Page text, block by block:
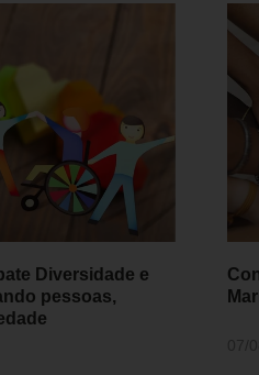
Diversidade e
pessoas,